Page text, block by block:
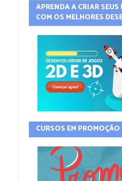
APRENDA A CRIAR
COM OS MELHORES
CURSOS EM PROMOÇÃO